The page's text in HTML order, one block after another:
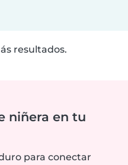
resultados.
niñera en tu
para conectar